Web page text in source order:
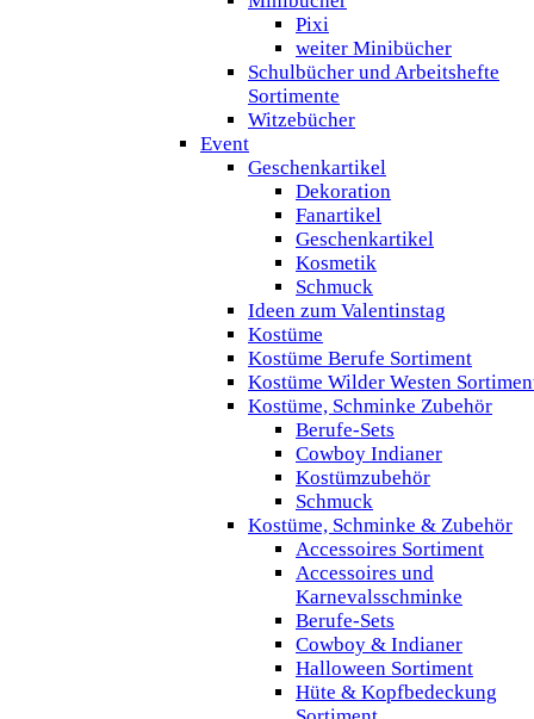
Pixi
weiter Minibücher
Schulbücher und Arbeitshefte
Sortimente
Witzebücher
Event
Geschenkartikel
Dekoration
Fanartikel
Geschenkartikel
Kosmetik
Schmuck
Ideen zum Valentinstag
Kostüme
Kostüme Berufe Sortiment
Kostüme Wilder Westen
Kostüme, Schminke Zubehör
Berufe-Sets
Cowboy Indianer
Kostümzubehör
Schmuck
Kostüme, Schminke & Zubehör
Accessoires Sortiment
Accessoires und
Karnevalsschminke
Berufe-Sets
Cowboy & Indianer
Halloween Sortiment
Hüte & Kopfbedeckung